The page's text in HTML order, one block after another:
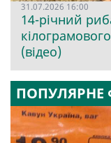
31.07.2026 16:00
14-річний
(відео)
ПОПУЛЯРНЕ